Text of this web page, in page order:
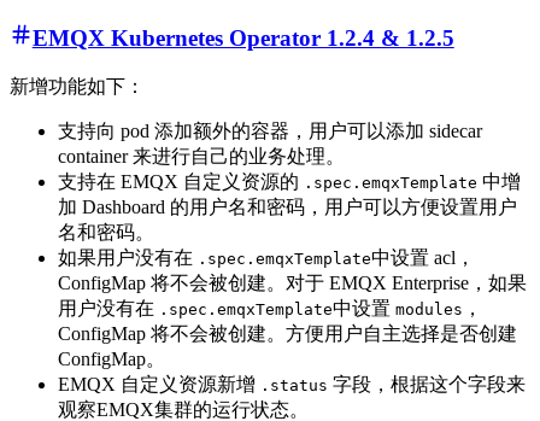
EMQX Kubernetes Operator 1.2.4 & 1.2.5
新增功能如下：
支持向 pod 添加额外的容器，用户可以添加 sidecar
container 来进行自己的业务处理。
支持在 EMQX 自定义资源的 .spec.emqxTemplate 中增
加 Dashboard 的用户名和密码，用户可以方便设置用户
名和密码。
如果用户没有在 .spec.emqxTemplate中设置 acl，
ConfigMap 将不会被创建。对于 EMQX Enterprise，如果
用户没有在 .spec.emqxTemplate中设置 modules ，
ConfigMap 将不会被创建。方便用户自主选择是否创建
ConfigMap。
EMQX 自定义资源新增 .status 字段，根据这个字段来
观察EMQX集群的运行状态。